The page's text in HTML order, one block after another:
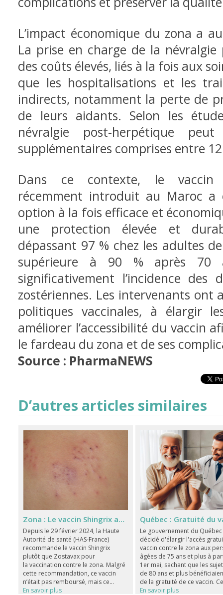
L’impact économique du zona a
La prise en charge de la
des coûts élevés, liés à la fois aux
que les hospitalisations et les
indirects, notamment la perte de
de leurs aidants. Selon les
névralgie post-herpétique
supplémentaires comprises entre
Dans ce contexte, le vaccin
récemment introduit au Maroc a
option à la fois efficace et
une protection élevée et
dépassant 97 % chez les adultes
supérieure à 90 % après 70
significativement l’incidence des
zostériennes. Les intervenants ont
politiques vaccinales, à élargir
améliorer l’accessibilité du vaccin
le fardeau du zona et de ses
Source : PharmaNEWS
D’autres articles similaires
Zona : Le vaccin Shingrix admis au remboursement en France sous certaines conditions
Depuis le 29 février 2024, la Haute
Autorité de santé (HAS-France)
recommande le vaccin Shingrix
plutôt que Zostavax pour
la vaccination contre le zona. Malgré
cette recommandation, ce vaccin
n’était pas remboursé, mais ce...
En savoir plus
Le gouvernement du
décidé d'élargir l'accès
vaccin contre le zona aux
âgées de 75 ans et plus à
1er mai, sachant que les
de 80 ans et plus
de la gratuité de ce vaccin.
En savoir plus